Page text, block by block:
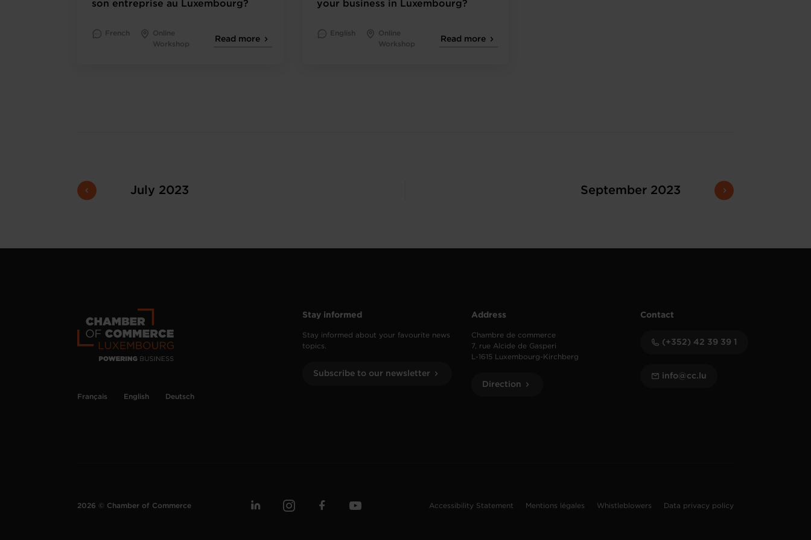
son entreprise au Luxembourg?
French
Online
Workshop
Read more
your business in Luxembourg?
English
Online
Workshop
Read more
July 2023 September 2023
Français English Deutsch
Stay informed
Stay informed about your favourite news
topics.
Subscribe to our newsletter
Address
Chambre de commerce
7, rue Alcide de Gasperi
L-1615 Luxembourg-Kirchberg
Direction
Contact
(+352) 42 39 39 1
info@cc.lu
2026 © Chamber of Commerce Accessibility Statement Mentions légales Whistleblowers Data privacy policy